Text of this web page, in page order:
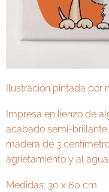
Ilustración pintada por
Impresa en lienzo de
acabado semi-
madera de 3
agrietamiento y al
Medidas: 30 x 60 cm